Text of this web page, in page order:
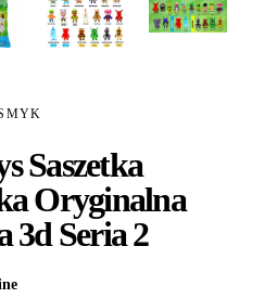
Saszetka
Oryginalna
Seria 2